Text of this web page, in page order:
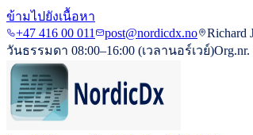
ข้ามไปยังเนื้อหา
+47 416 00 011
post@nordicdx.no
Richard
วันธรรมดา 08:00–16:00 (เวลานอร์เวย์)Org.nr.